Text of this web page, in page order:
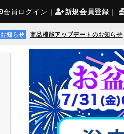
会員ログイン ｜ 新規会員登録 ｜
お知らせ 商品機能アップデートのお知らせ